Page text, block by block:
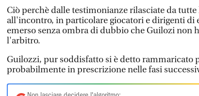
Ciò perchè dalle testimonianze rilasciate da
all'incontro, in particolare giocatori e dirigenti di
emerso senza ombra di dubbio che Guilozi non
l'arbitro.
Guilozzi, pur soddisfatto si è detto rammaricato
probabilmente in prescrizione nelle fasi